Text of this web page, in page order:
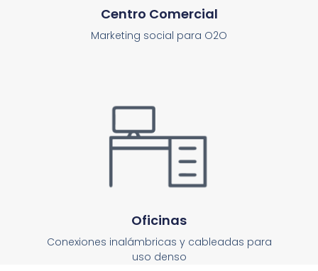
Centro Comercial
Marketing social para O2O
Oficinas
Conexiones inalámbricas y cableadas para
uso denso